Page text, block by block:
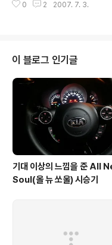
슨 이유가 있는지 체크해 주셔야
0 2 2007. 7. 3.
이 블로그 인기글
기대 이상의 느낌을 준 All
Soul(올 뉴 쏘울) 시승기